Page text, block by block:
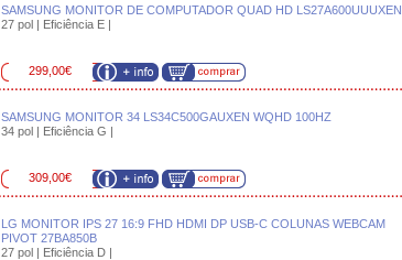
SAMSUNG MONITOR DE COMPUTADOR QUAD HD LS27A600UUUXEN
27 pol | Eficiência E |
299,00€
SAMSUNG MONITOR 34 LS34C500GAUXEN WQHD 100HZ
34 pol | Eficiência G |
309,00€
LG MONITOR IPS 27 16:9 FHD HDMI DP USB-C COLUNAS WEBCAM
PIVOT 27BA850B
27 pol | Eficiência D |